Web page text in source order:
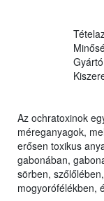
Az ochratoxinok
méreganyagok,
erősen toxikus
gabonában,
sörben,
mogyorófélékben,